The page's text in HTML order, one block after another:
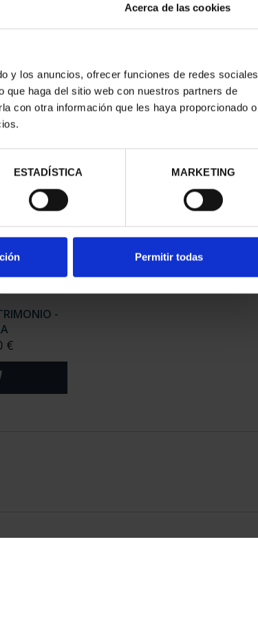
Acerca de las cookies
y los anuncios, ofrecer funciones de redes sociales
haga del sitio web con nuestros partners de
con otra información que les haya proporcionado o
ESTADÍSTICA MARKETING
Permitir todas
-
€